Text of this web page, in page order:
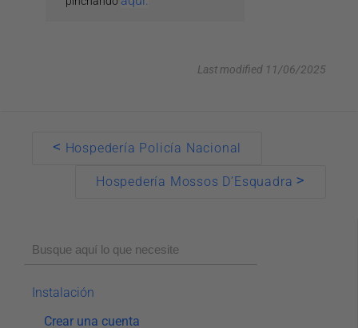
Instalación
Crear una cuenta
Last modified 11/06/2025
Doc
navigation
< Hospedería Policía Nacional
Hospedería Mossos D’Esquadra>